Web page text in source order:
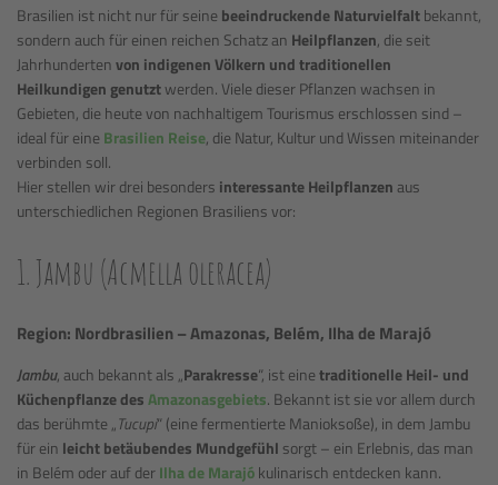
Brasilien ist nicht nur für seine beeindruckende Naturvielfaltbekannt,
sondern auch für einen reichen Schatz an Heilpflanzen, die seit
Jahrhundertenvon indigenen Völkern und traditionellen
Heilkundigen genutztwerden. Viele dieser Pflanzen wachsen in
Gebieten, die heute von nachhaltigem Tourismus erschlossen sind –
ideal für eine Brasilien Reise, die Natur, Kultur und Wissen miteinander
verbinden soll.
Hier stellen wir drei besonders interessante Heilpflanzen aus
unterschiedlichen Regionen Brasiliens vor:
1. Jambu (Acmella oleracea)
Region: Nordbrasilien – Amazonas, Belém, Ilha de Marajó
Jambu, auch bekannt als „Parakresse“, ist einetraditionelle Heil- und
Küchenpflanze desAmazonasgebiets. Bekannt ist sie vor allem durch
das berühmte „Tucupi“ (eine fermentierte Manioksoße), in dem Jambu
für ein leicht betäubendes Mundgefühl sorgt – ein Erlebnis, das man
in Belém oder auf derIlha de Marajókulinarisch entdecken kann.